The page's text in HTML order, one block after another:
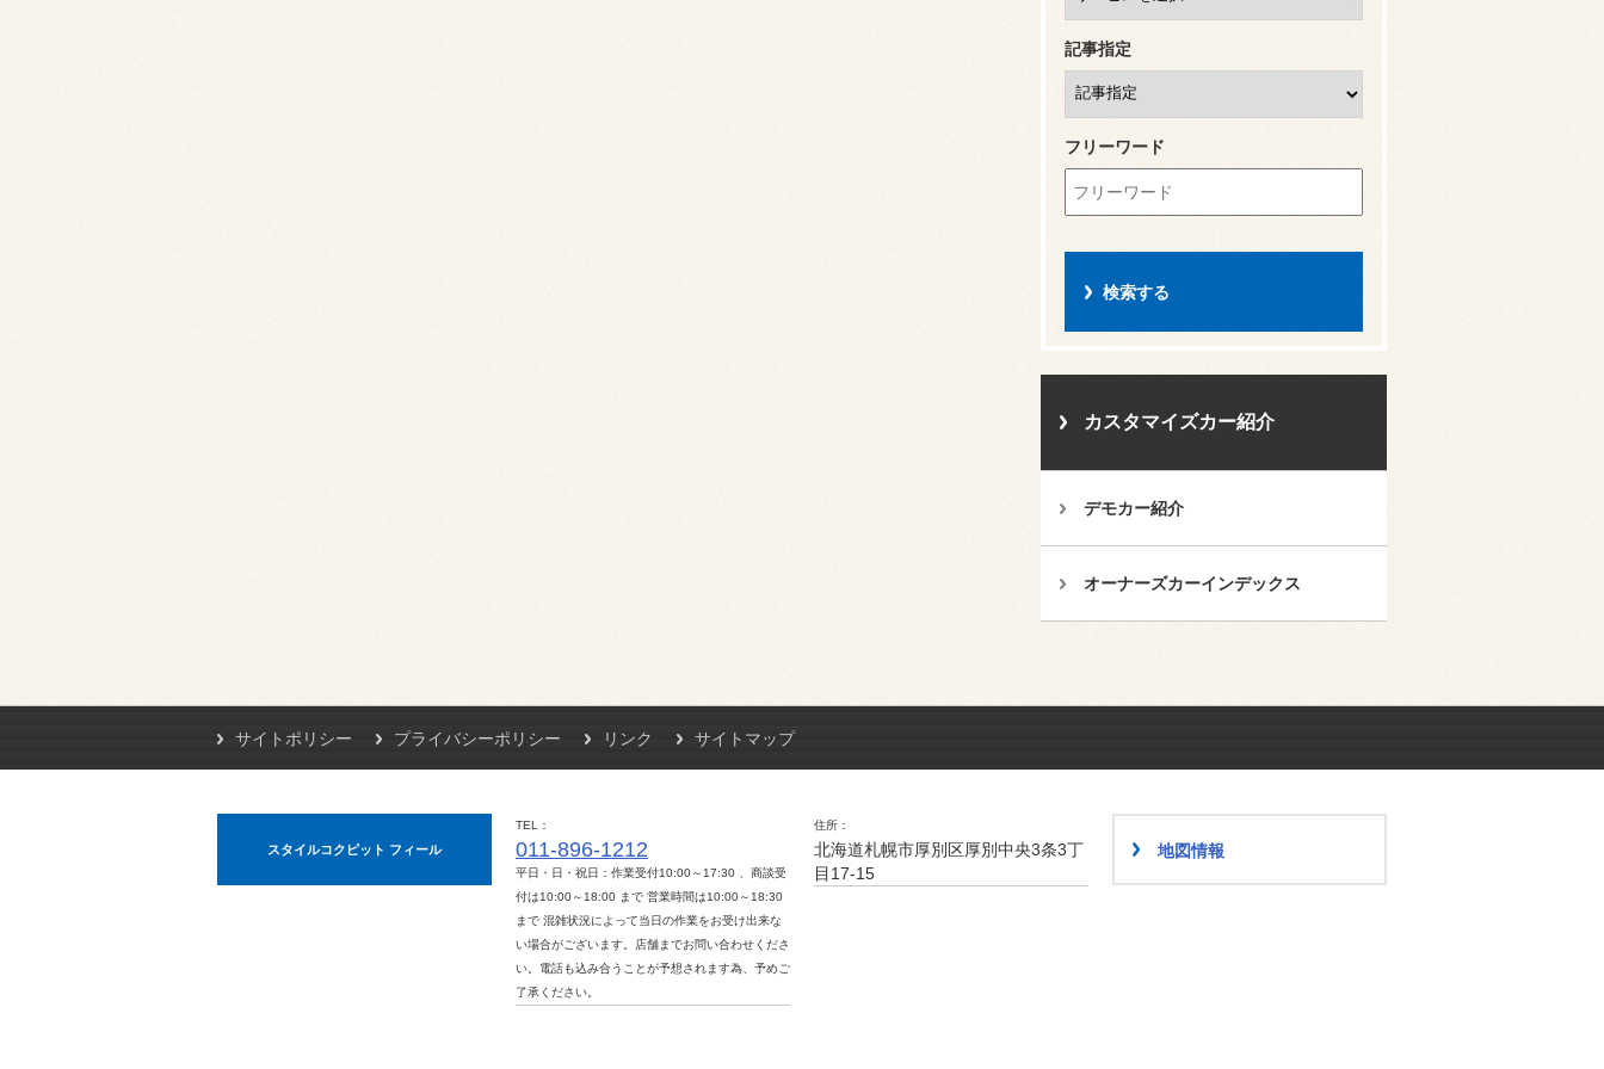
記事指定
フリーワード
カスタマイズカー紹介
デモカー紹介
オーナーズカーインデックス
サイトポリシー プライバシーポリシー リンク サイトマップ
スタイルコクピット フィール
TEL
011-896-1212
平日・日・祝日：作業受付10:00～17:30 、商談受
付は10:00～18:00 まで 営業時間は10:00～18:30
まで 混雑状況によって当日の作業をお受け出来な
い場合がございます。店舗までお問い合わせくださ
い。電話も込み合うことが予想されます為、予めご
了承ください。
住所
北海道札幌市厚別区厚別中央3条3丁
目17-15
地図情報